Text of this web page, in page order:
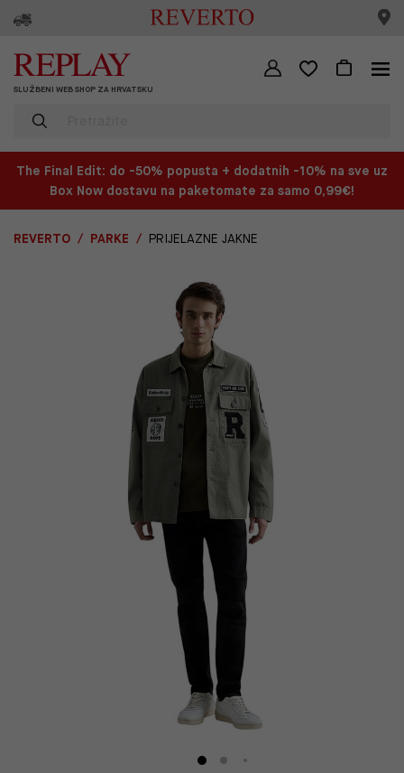
SLUŽBENI WEB SHOP ZA HRVATSKU
The Final Edit: do -50% popusta + dodatnih -10% na sve uz
Box Now dostavu na paketomate za samo 0,99€!
REVERTO PARKE PRIJELAZNE JAKNE